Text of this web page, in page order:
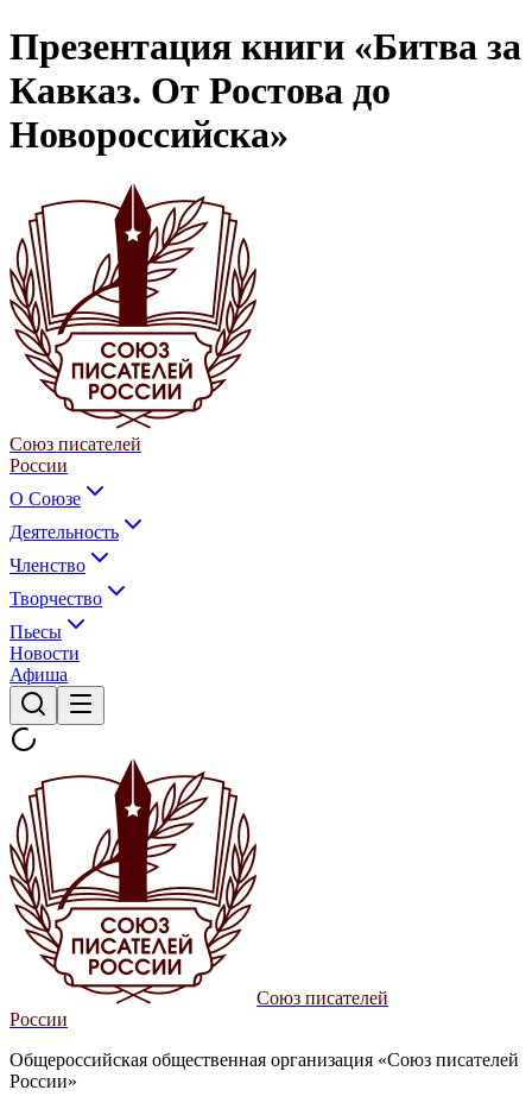
Презентация книги «Битва за
Кавказ. От Ростова до
Новороссийска»
Союз писателей
России
О Союзе
Деятельность
Членство
Творчество
Пьесы
Новости
Афиша
Союз писателей
России
Общероссийская общественная организация «Союз писателей
России»